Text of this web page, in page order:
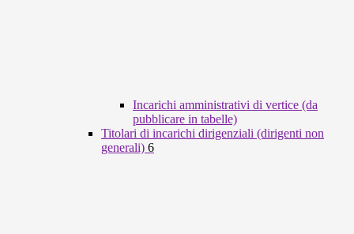
Incarichi amministrativi di vertice (da
pubblicare in tabelle)
Titolari di incarichi dirigenziali (dirigenti non
generali) 6